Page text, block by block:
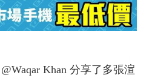
Khan 分享了多張渲